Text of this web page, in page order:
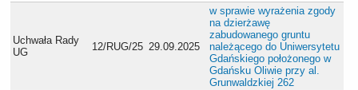
Uchwała Rady
UG
12/RUG/25 29.09.2025
w sprawie wyrażenia zgody
na dzierżawę
zabudowanego gruntu
należącego do Uniwersytetu
Gdańskiego położonego w
Gdańsku Oliwie przy al.
Grunwaldzkiej 262